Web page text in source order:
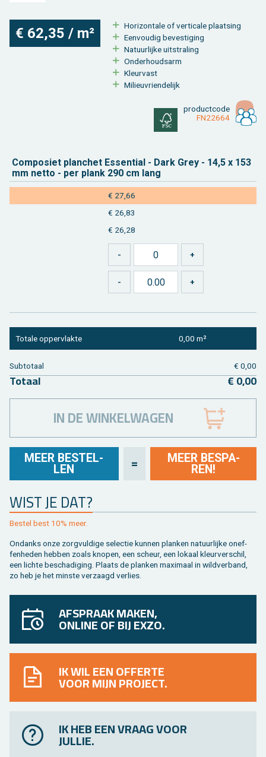
€ 62,35 / m²
Ho­ri­zon­ta­le of ver­ti­ca­le plaat­sing
Een­vou­dig be­ves­ti­ging
Na­tuur­lij­ke uit­stra­ling
On­der­houds­arm
Kleur­vast
Mi­li­eu­vrien­de­lijk
product­code
FN22664
Com­po­siet plan­chet Es­sen­ti­al - Dark Grey - 14,5 x 153
mm netto - per plank 290 cm lang
€ 27,66
€ 26,83
€ 26,28
MEER BE­STEL­
LEN
=
MEER BE­SPA­
REN!
WIST JE DAT?
Be­stel best 10% meer.
On­danks onze zorg­vul­di­ge se­lec­tie kun­nen plan­ken na­tuur­lij­ke on­ef­
fen­he­den heb­ben zoals kno­pen, een scheur, een lo­kaal kleur­ver­schil,
een lich­te be­scha­di­ging. Plaats de plan­ken maxi­maal in wild­ver­band,
zo heb je het min­ste ver­zaagd ver­lies.
To­ta­le op­per­vlak­te 0,00 m²
Sub­to­taal € 0,00
To­taal € 0,00
IN DE WINKELWAGEN
AFSPRAAK MAKEN,
ONLINE OF BIJ EXZO.
IK WIL EEN OFFERTE
VOOR MIJN PROJECT.
IK HEB EEN VRAAG VOOR
JULLIE.